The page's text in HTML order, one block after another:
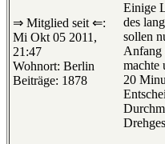
⇒ Mitglied seit ⇐:
Mi Okt 05 2011,
21:47
Wohnort: Berlin
Beiträge: 1878
Einige
des
sollen
Anfang
machte
20